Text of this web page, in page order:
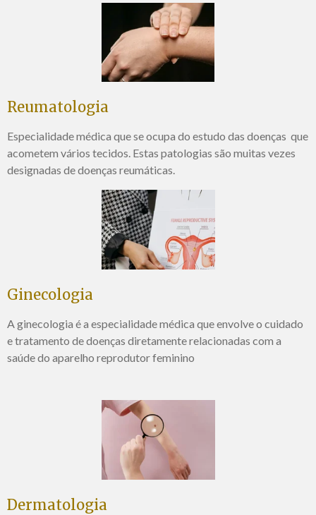
Reumatologia
Especialidade médica que se ocupa do estudo das doenças que
acometem vários tecidos. Estas patologias são muitas vezes
designadas dedoenças reumáticas.
Ginecologia
A ginecologia é a especialidade médica que envolve o cuidado
e tratamento de doenças diretamente relacionadas com a
saúde do aparelho reprodutor feminino
Dermatologia